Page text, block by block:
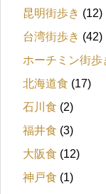
昆明街歩き (12)
台湾街歩き (42)
ホーチミン街歩
北海道食 (17)
石川食 (2)
福井食 (3)
大阪食 (12)
神戸食 (1)